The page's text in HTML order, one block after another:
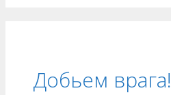
Добьем врага!